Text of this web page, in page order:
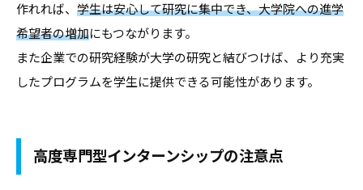
作れれば、 学生は安心して研究に集中でき、大学院への進学
希望者の増加にもつながります。
また企業での研究経験が大学の研究と結びつけば、より充実
したプログラムを学生に提供できる可能性があります。
高度専門型インターンシップの注意点